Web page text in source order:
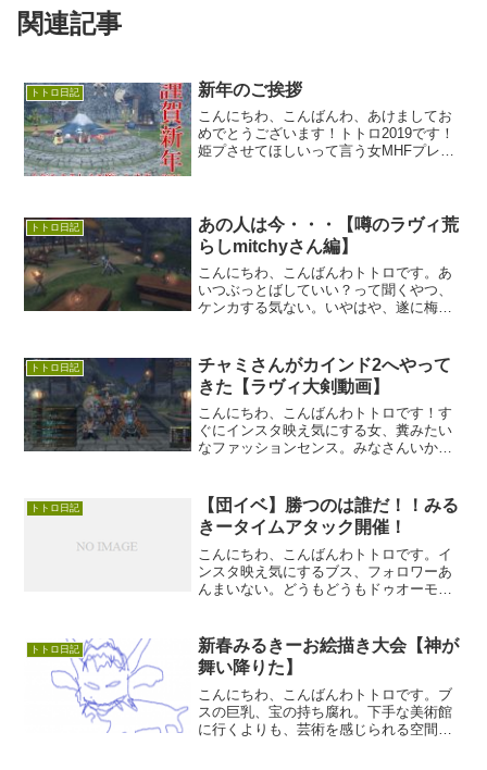
関連記事
トトロ日記 新年のご挨拶
こんにちわ、こんばんわ、あけましてお
めでとうございます！トトロ2019です！
姫プさせてほしいって言う女MHFプレイ
お願いします！...
トトロ日記
あの人は今・・・【噂のラヴィ荒
らしmitchyさん編】
こんにちわ、こんばんわトトロです。あ
いつぶっとばしていい？って聞くやつ、
ケンカする気ない。いやはや、遂に梅雨
てくる、気温のアップダウン。繁忙期で
心身共に披露している私は...
トトロ日記
チャミさんがカインド2へやって
きた【ラヴィ大剣動画】
こんにちわ、こんばんわトトロです！す
ぐにインスタ映え気にする女、糞みたい
なファッションセンス。みなさんいかが
あああラヴィで大剣をやる人なら、一度
はこの人の動画にお世話...
トトロ日記
【団イベ】勝つのは誰だ！！みる
きータイムアタック開催！
こんにちわ、こんばんわトトロです。イ
ンスタ映え気にするブス、フォロワーあ
んまいない。どうもどうもドゥオーモ！
ああああみるきータイムアタック！簡単
に言えば条件指定はありま...
トトロ日記
新春みるきーお絵描き大会【神が
舞い降りた】
こんにちわ、こんばんわトトロです。ブ
スの巨乳、宝の持ち腐れ。下手な美術館
に行くよりも、芸術を感じられる空間。